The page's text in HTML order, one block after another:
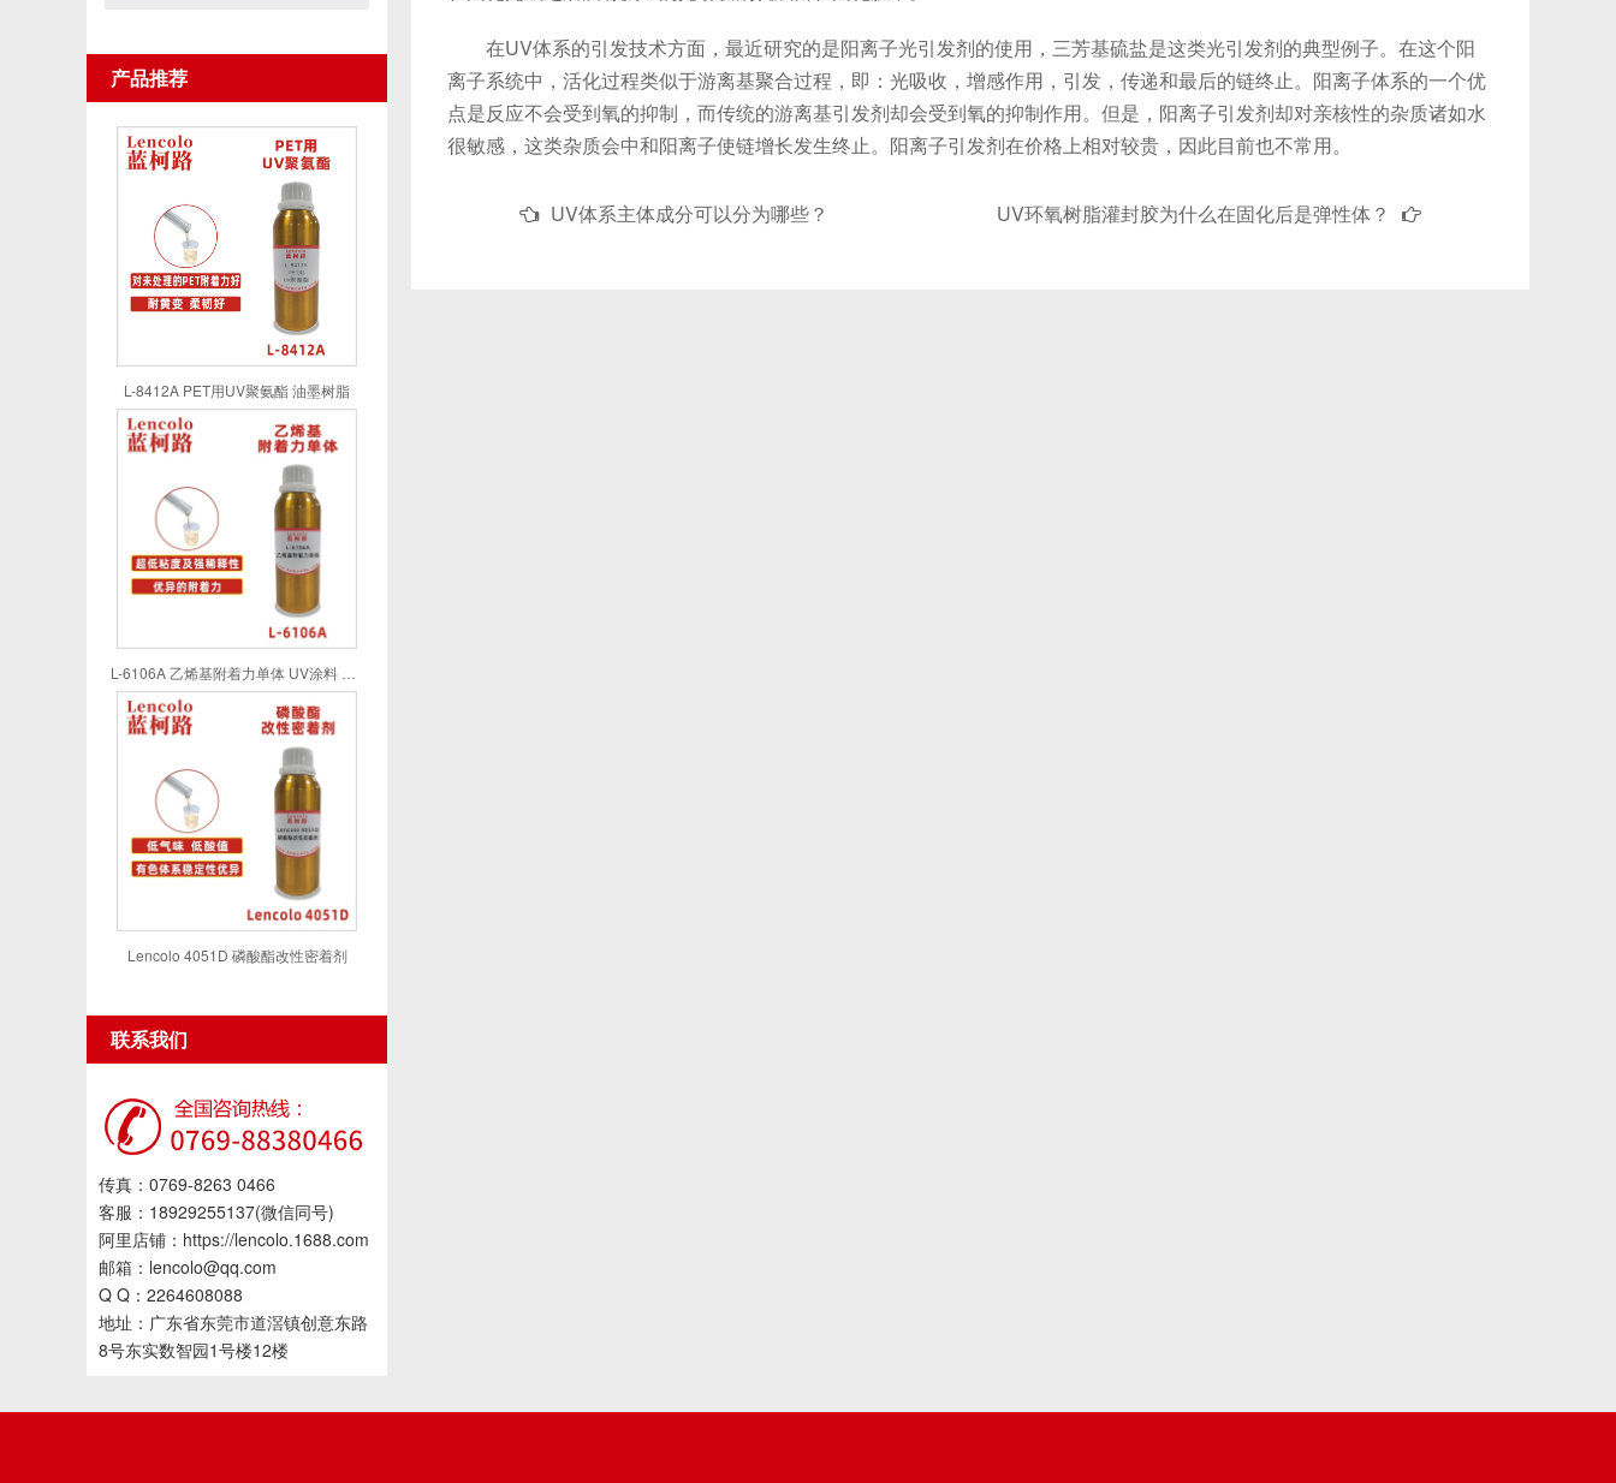
产品推荐
L-8412A PET用UV聚氨酯 油墨树脂
Lencolo 4051D 磷酸酯改性密着剂
联系我们
传真：0769-8263 0466
客服：18929255137(微信同号)
阿里店铺：https://lencolo.1688.com
邮箱：lencolo@qq.com
Q Q：2264608088
地址：广东省东莞市道滘镇创意东路
8号东实数智园1号楼12楼
在UV体系的引发技术方面，最近研究的是阳离子光引发剂的使用，三芳基硫盐是这类光引发剂的典型例子。在这个阳
离子系统中，活化过程类似于游离基聚合过程，即：光吸收，增感作用，引发，传递和最后的链终止。阳离子体系的一个优
点是反应不会受到氧的抑制，而传统的游离基引发剂却会受到氧的抑制作用。但是，阳离子引发剂却对亲核性的杂质诸如水
很敏感，这类杂质会中和阳离子使链增长发生终止。阳离子引发剂在价格上相对较贵，因此目前也不常用。
UV体系主体成分可以分为哪些？ UV环氧树脂灌封胶为什么在固化后是弹性体？